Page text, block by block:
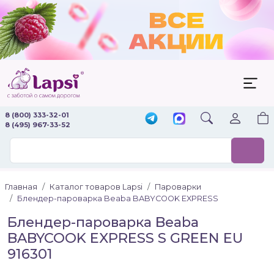
8 (800) 333-32-01
8 (495) 967-33-52
Главная Каталог товаров Lapsi
Пароварки
Блендер-пароварка Beaba BABYCOOK EXPRESS
Блендер-пароварка Beaba
BABYCOOK EXPRESS S GREEN EU
916301